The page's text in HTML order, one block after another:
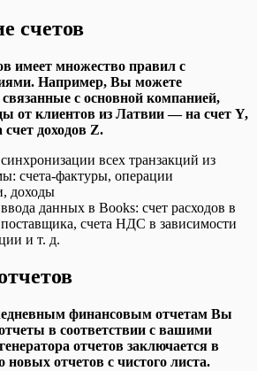
счетов
имеет множество правил с
Например, Вы можете
с основной компанией,
от клиентов из Латвии — на счет Y,
доходов Z.
всех транзакций из
счета-фактуры, операции
доходы
данных в Books: счет расходов в
счета НДС в зависимости
и т. д.
финансовым отчетам Bы
в соответствии с вашими
отчетов заключается в
новых отчетов с чистого листа.